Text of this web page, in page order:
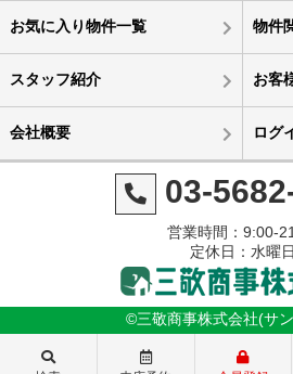
お気に入り物件一覧 物件
スタッフ紹介 お客
会社概要 ログ
03-
営業時間：9:00-
定休日：水曜日
©三敬商事株式会社(サ